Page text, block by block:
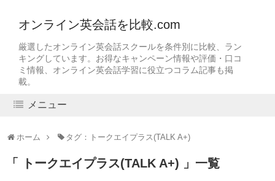
オンライン英会話を比較.com
厳選したオンライン英会話スクールを条件別に比較、ラン
キングしています。お得なキャンペーン情報や評価・口コ
ミ情報、オンライン英会話学習に役立つコラム記事も掲
載。
メニュー
ホーム タグ：トークエイプラス(TALK A+)
トークエイプラス(TALK A+) 一覧